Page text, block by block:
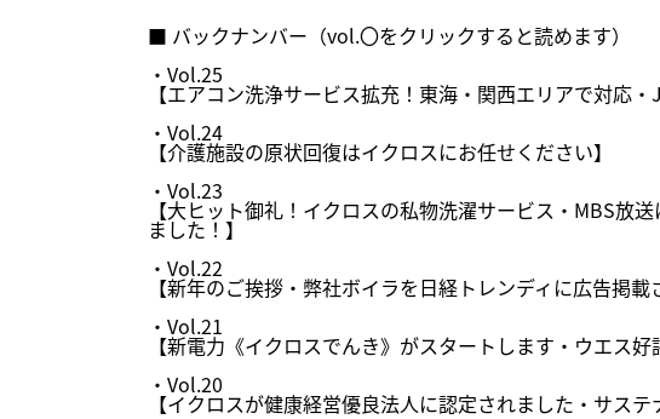
■ バックナンバー（vol.〇をクリックすると読めます）
・ Vol.25
【エアコン洗浄サービス拡充！東海・関西エリアで対応
・ Vol.24
【介護施設の原状回復はイクロスにお任せください】
・ Vol.23
【大ヒット御礼！イクロスの私物洗濯サービス・MBS放
ました！】
・ Vol.22
【新年のご挨拶・弊社ボイラを日経トレンディに広告掲載
・ Vol.21
【新電力《イクロスでんき》がスタートします・ウエス好
・ Vol.20
【イクロスが健康経営優良法人に認定されました・サス